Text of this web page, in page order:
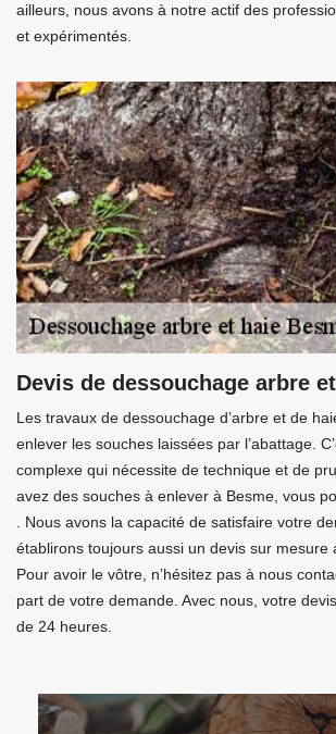
ailleurs, nous avons à notre actif des
et expérimentés.
Devis de dessouchage arbre
Les travaux de dessouchage d’arbre et de
enlever les souches laissées par l’abattage.
complexe qui nécessite de technique et de
avez des souches à enlever à Besme, vous
. Nous avons la capacité de satisfaire votre
établirons toujours aussi un devis sur mesure
Pour avoir le vôtre, n’hésitez pas à nous
part de votre demande. Avec nous, votre
de 24 heures.